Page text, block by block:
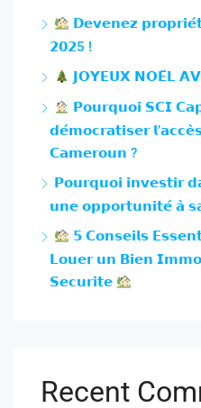
𝗗𝗲𝘃𝗲𝗻𝗲𝘇
𝟮𝟬𝟮5 !
𝗝𝗢𝗬𝗘𝗨𝗫 𝗡𝗢𝗘̈𝗟
𝗣𝗼𝘂𝗿𝗾𝘂𝗼𝗶 𝗦𝗖𝗜
𝗱𝗲́𝗺𝗼𝗰𝗿𝗮𝘁𝗶𝘀𝗲𝗿
𝗖𝗮𝗺𝗲𝗿𝗼𝘂𝗻 ?
𝗣𝗼𝘂𝗿𝗾𝘂𝗼𝗶 𝗶𝗻𝘃𝗲𝘀𝘁𝗶𝗿
𝘂𝗻𝗲 𝗼𝗽𝗽𝗼𝗿𝘁𝘂𝗻𝗶𝘁𝗲́ 𝗮̀
𝟱 𝗖𝗼𝗻𝘀𝗲𝗶𝗹𝘀
𝗟𝗼𝘂𝗲𝗿 𝘂𝗻 𝗕𝗶𝗲𝗻
𝗦𝗲‌𝗰𝘂𝗿𝗶𝘁𝗲‌
Recent